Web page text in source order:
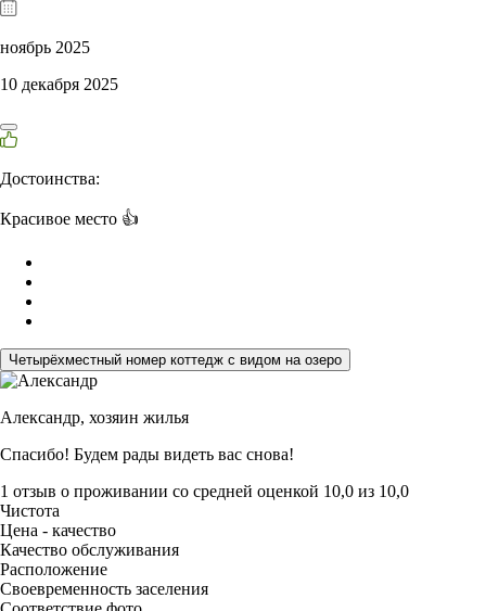
ноябрь 2025
10 декабря 2025
Достоинства:
Красивое место 👍
Четырёхместный номер коттедж с видом на озеро
Александр, хозяин жилья
Спасибо! Будем рады видеть вас снова!
1 отзыв о проживании со средней оценкой 10,0 из 10,0
Чистота
Цена - качество
Качество обслуживания
Расположение
Своевременность заселения